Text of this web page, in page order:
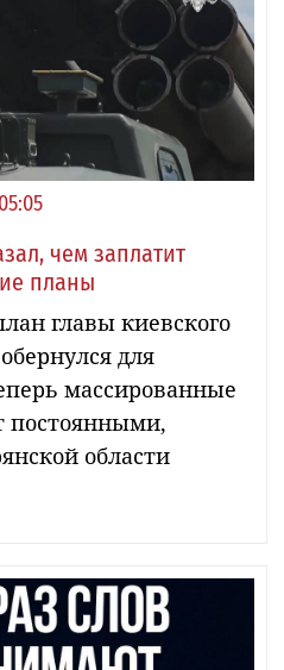
05:05
чем заплатит
планы
главы киевского
для
массированные
постоянными,
области